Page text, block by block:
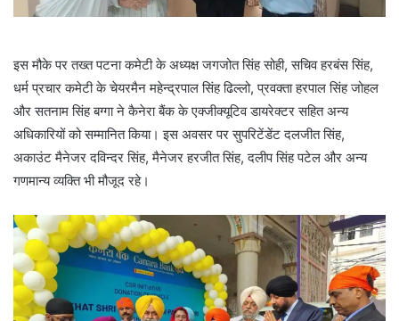
इस मौके पर तख्त पटना कमेटी के अध्यक्ष जगजोत सिंह सोही, सचिव हरबंस सिंह,
धर्म प्रचार कमेटी के चेयरमैन महेन्द्रपाल सिंह ढिल्लो, प्रवक्ता हरपाल सिंह जोहल
और सतनाम सिंह बग्गा ने कैनेरा बैंक के एक्जीक्यूटिव डायरेक्टर सहित अन्य
अधिकारियों को सम्मानित किया। इस अवसर पर सुपरिटेंडेंट दलजीत सिंह,
अकाउंट मैनेजर दविन्दर सिंह, मैनेजर हरजीत सिंह, दलीप सिंह पटेल और अन्य
गणमान्य व्यक्ति भी मौजूद रहे।